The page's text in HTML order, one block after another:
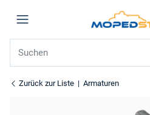
Zurück zur Liste Armaturen